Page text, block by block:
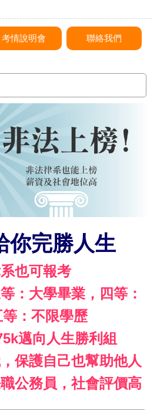
考情說明會 聯絡我們
你完勝人生
也可報考
：大學畢業，四等：
：不限學歷
邁向人生勝利組
保護自己也幫助他人
公務員，社會評價高